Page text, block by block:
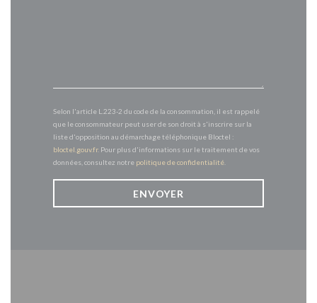
Selon l'article L.223-2 du code de la consommation, il est rappelé
que le consommateur peut user de son droit à s'inscrire sur la
liste d'opposition au démarchage téléphonique Bloctel :
bloctel.gouv.fr. Pour plus d'informations sur le traitement de vos
données, consultez notre politique de confidentialité